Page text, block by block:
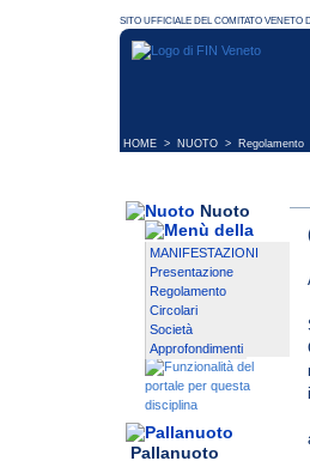
HOME > NUOTO > Regolamento
Nuoto
MANIFESTAZIONI
Presentazione
Regolamento
Circolari
Società
Approfondimenti
Pallanuoto